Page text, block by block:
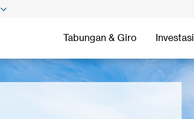
Tabungan & Giro Investasi